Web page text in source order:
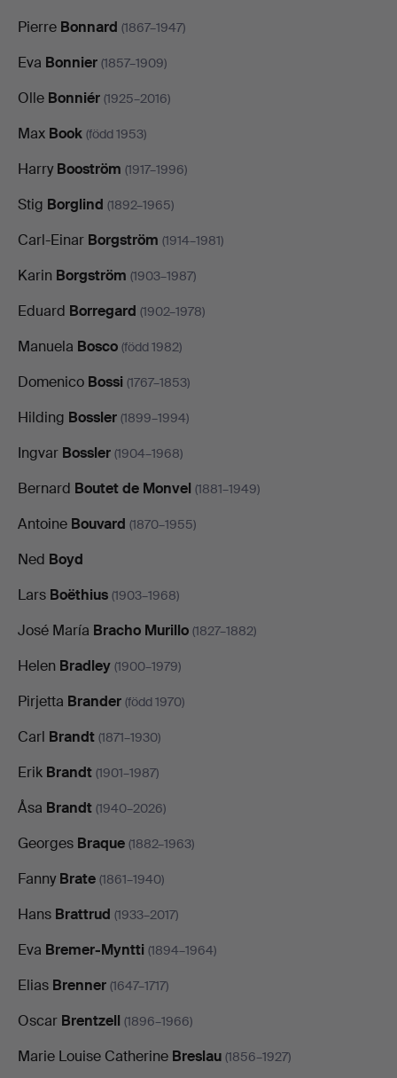
Pierre Bonnard (1867–1947)
Eva Bonnier (1857–1909)
Olle Bonniér (1925–2016)
Max Book (född 1953)
HarryBooström (1917–1996)
Stig Borglind (1892–1965)
Carl-Einar Borgström (1914–1981)
Karin Borgström (1903–1987)
Eduard Borregard (1902–1978)
Manuela Bosco (född 1982)
Domenico Bossi (1767–1853)
Hilding Bossler (1899–1994)
Ingvar Bossler (1904–1968)
Bernard Boutet de Monvel (1881–1949)
Antoine Bouvard (1870–1955)
Ned Boyd
Lars Boëthius (1903–1968)
José María Bracho Murillo (1827–1882)
Helen Bradley (1900–1979)
Pirjetta Brander (född 1970)
Carl Brandt (1871–1930)
Erik Brandt (1901–1987)
Åsa Brandt (1940–2026)
Georges Braque (1882–1963)
FannyBrate (1861–1940)
Hans Brattrud (1933–2017)
Eva Bremer-Myntti (1894–1964)
Elias Brenner (1647–1717)
Oscar Brentzell (1896–1966)
Marie Louise Catherine Breslau (1856–1927)